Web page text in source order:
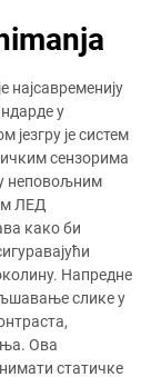
најсавременију
у
језгру је систем
сензорима
у неповољним
ЛЕД
како би
Напредне
слике у
Ова
статичке